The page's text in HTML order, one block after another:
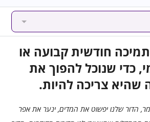
חודשית קבועה או
כדי שנוכל להפוך את
שהיא צריכה להיות.
הדור שלנו יפשוט את המדים, ינער את אפר